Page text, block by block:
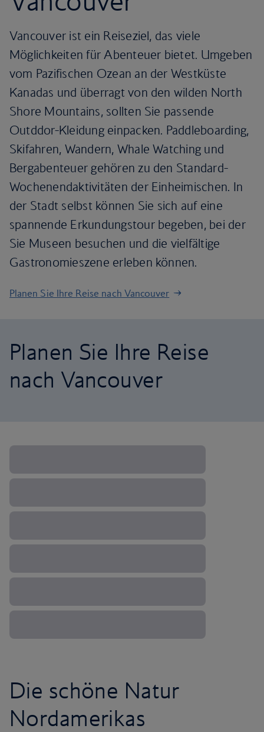
Vancouver ist ein Reiseziel, das viele
Möglichkeiten für Abenteuer bietet. Umgeben
vom Pazifischen Ozean an der Westküste
Kanadas und überragt von den wilden North
Shore Mountains, sollten Sie passende
Outddor-Kleidung einpacken. Paddleboarding,
Skifahren, Wandern, Whale Watching und
Bergabenteuer gehören zu den Standard-
Wochenendaktivitäten der Einheimischen. In
der Stadt selbst können Sie sich auf eine
spannende Erkundungstour begeben, bei der
Sie Museen besuchen und die vielfältige
Gastronomieszene erleben können.
Planen Sie Ihre Reise nach Vancouver
Planen Sie Ihre Reise
nach Vancouver
Die schöne Natur
Nordamerikas